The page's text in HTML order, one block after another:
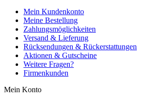
Mein Kundenkonto
Meine Bestellung
Zahlungsmöglichkeiten
Versand & Lieferung
Rücksendungen & Rückerstattungen
Aktionen & Gutscheine
Weitere Fragen?
Firmenkunden
Mein Konto